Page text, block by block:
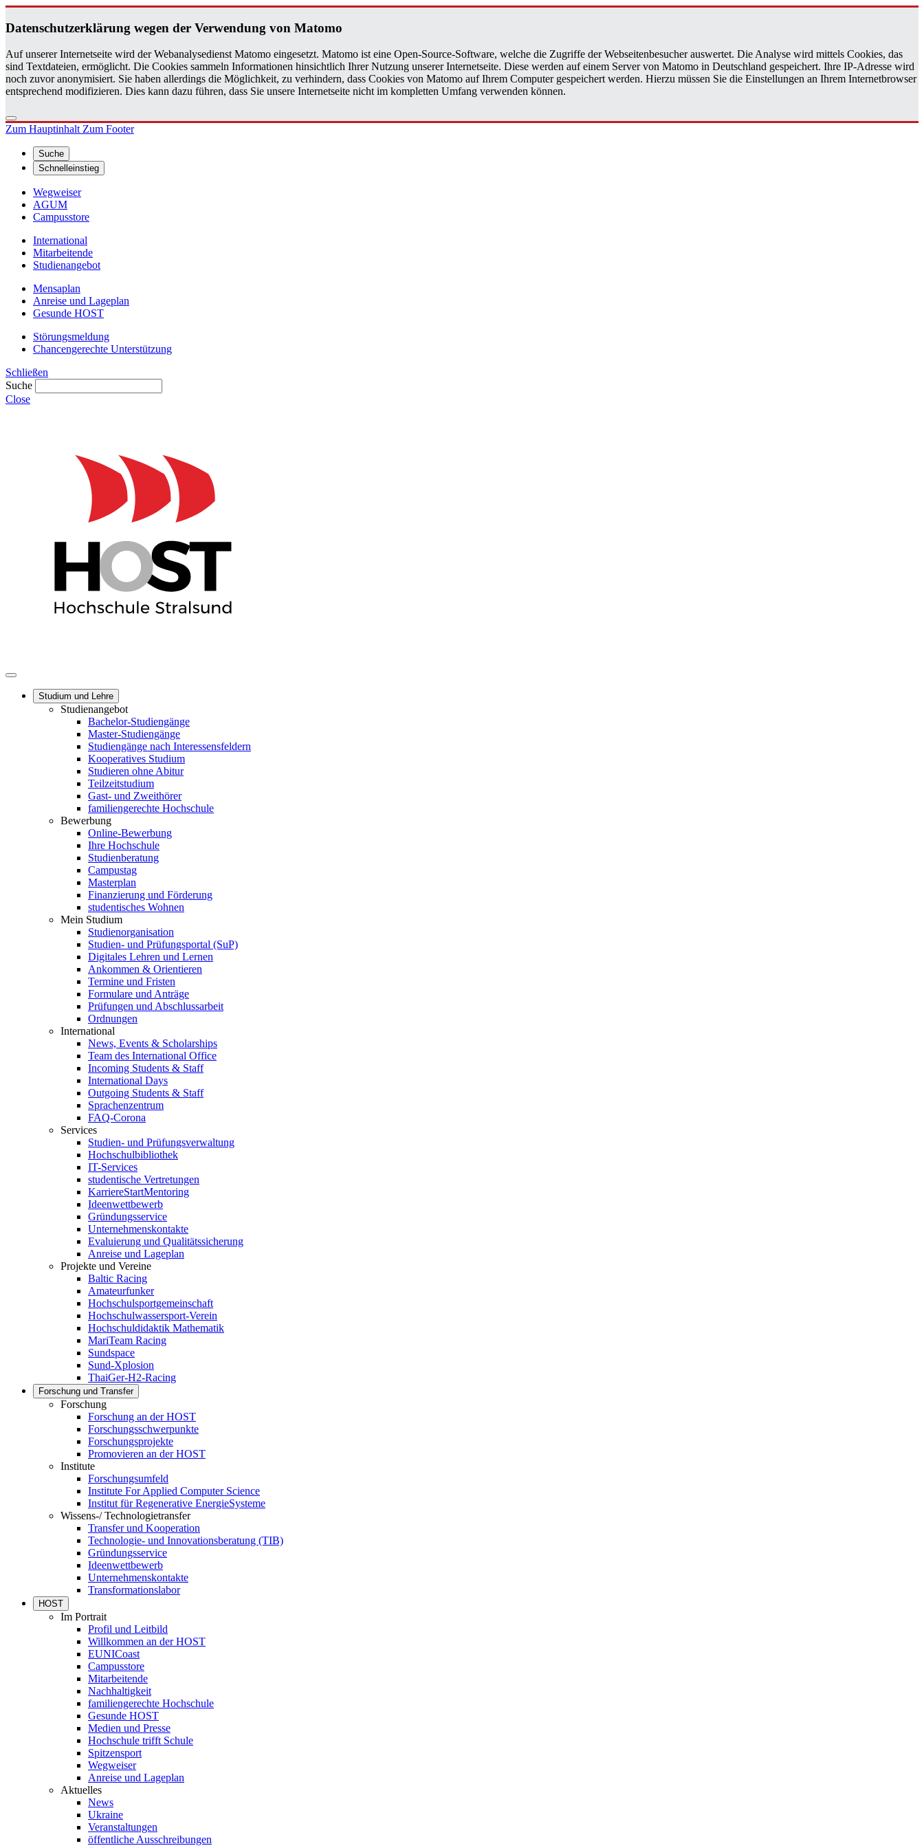
Da­ten­schutz­er­klä­rung wegen der Ver­wen­dung von Ma­to­mo
Auf unserer Internetseite wird der Webanalysedienst Matomo eingesetzt. Matomo ist eine Open-Source-Software, welche die Zugriffe der Webseitenbesucher auswertet. Die Analyse wird mittels Cookies, das
sind Textdateien, ermöglicht. Die Cookies sammeln Informationen hinsichtlich Ihrer Nutzung unserer Internetseite. Diese werden auf einem Server von Matomo in Deutschland gespeichert. Ihre IP-Adresse wird
noch zuvor anonymisiert. Sie haben allerdings die Möglichkeit, zu verhindern, dass Cookies von Matomo auf Ihrem Computer gespeichert werden. Hierzu müssen Sie die Einstellungen an Ihrem Internetbrowser
entsprechend modifizieren. Dies kann dazu führen, dass Sie unsere Internetseite nicht im kompletten Umfang verwenden können.
Zum HauptinhaltZum Footer
Suche
Schnelleinstieg
Wegweiser
AGUM
Campusstore
International
Mitarbeitende
Studienangebot
Mensaplan
Anreise und Lageplan
Gesunde HOST
Störungsmeldung
Chancengerechte Unterstützung
Schließen
Suche
Close
Studium und Lehre
Studienangebot
Bachelor-Studiengänge
Master-Studiengänge
Studiengänge nach Interessensfeldern
Kooperatives Studium
Studieren ohne Abitur
Teilzeitstudium
Gast- und Zweithörer
familiengerechte Hochschule
Bewerbung
Online-Bewerbung
Ihre Hochschule
Studienberatung
Campustag
Masterplan
Finanzierung und Förderung
studentisches Wohnen
Mein Studium
Studienorganisation
Studien- und Prüfungsportal (SuP)
Digitales Lehren und Lernen
Ankommen & Orientieren
Termine und Fristen
Formulare und Anträge
Prüfungen und Abschlussarbeit
Ordnungen
International
News, Events & Scholarships
Team des International Office
Incoming Students & Staff
International Days
Outgoing Students & Staff
Sprachenzentrum
FAQ-Corona
Services
Studien- und Prüfungsverwaltung
Hochschulbibliothek
IT-Services
studentische Vertretungen
KarriereStartMentoring
Ideenwettbewerb
Gründungsservice
Unternehmenskontakte
Evaluierung und Qualitätssicherung
Anreise und Lageplan
Projekte und Vereine
Baltic Racing
Amateurfunker
Hochschulsportgemeinschaft
Hochschulwassersport-Verein
Hochschuldidaktik Mathematik
MariTeam Racing
Sundspace
Sund-Xplosion
ThaiGer-H2-Racing
Forschung und Transfer
Forschung
Forschung an der HOST
Forschungsschwerpunkte
Forschungsprojekte
Promovieren an der HOST
Institute
Forschungsumfeld
Institute For Applied Computer Science
Institut für Regenerative EnergieSysteme
Wissens-/ Technologietransfer
Transfer und Kooperation
Technologie- und Innovationsberatung (TIB)
Gründungsservice
Ideenwettbewerb
Unternehmenskontakte
Transformationslabor
HOST
Im Portrait
Profil und Leitbild
Willkommen an der HOST
EUNICoast
Campusstore
Mitarbeitende
Nachhaltigkeit
familiengerechte Hochschule
Gesunde HOST
Medien und Presse
Hochschule trifft Schule
Spitzensport
Wegweiser
Anreise und Lageplan
Aktuelles
News
Ukraine
Veranstaltungen
öffentliche Ausschreibungen